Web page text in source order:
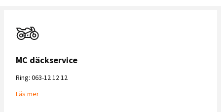
MC däckservice
Ring: 063-12 12 12
Läs mer